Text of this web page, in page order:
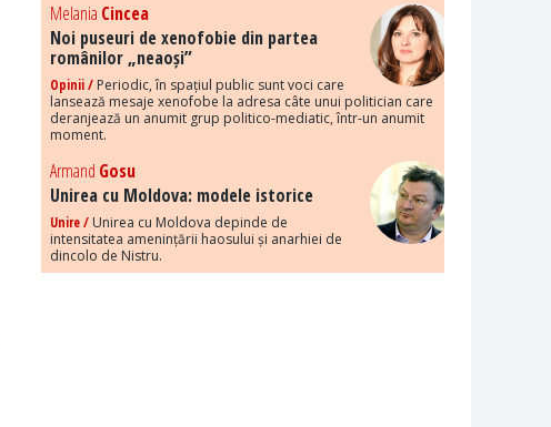
Melania Cincea
Noi puseuri de xenofobie din partea
românilor „neaoși”
Opinii / Periodic, în spațiul public sunt voci care
lansează mesaje xenofobe la adresa câte unui politician care
deranjează un anumit grup politico-mediatic, într-un anumit
moment.
Armand Gosu
Unirea cu Moldova: modele istorice
Unire / Unirea cu Moldova depinde de
intensitatea amenințării haosului și anarhiei de
dincolo de Nistru.